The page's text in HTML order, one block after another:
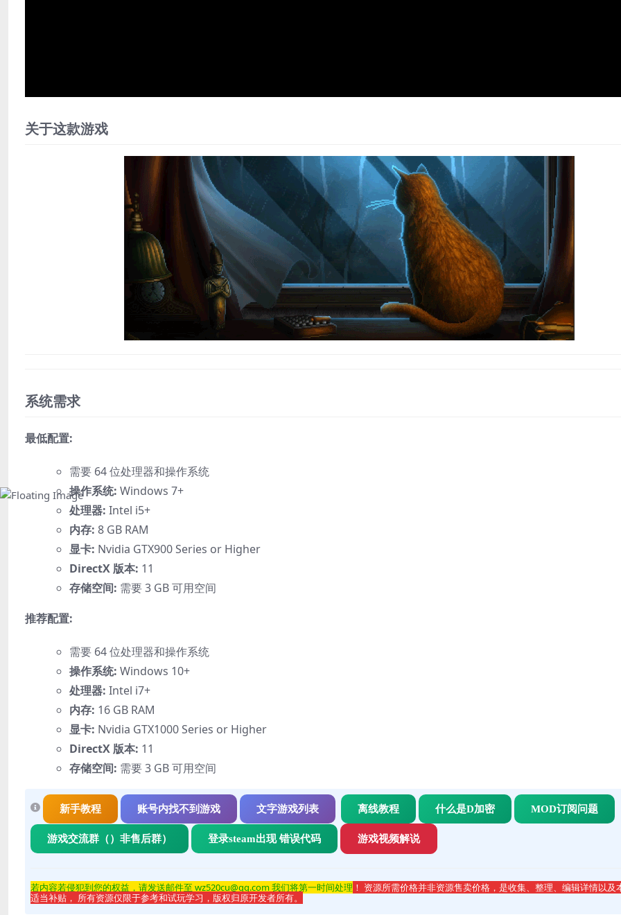
关于这款游戏
系统需求
最低配置:
需要 64 位处理器和操作系统
操作系统: Windows 7+
处理器: Intel i5+
内存: 8 GB RAM
显卡: Nvidia GTX900 Series or Higher
DirectX 版本: 11
存储空间: 需要 3 GB 可用空间
推荐配置:
需要 64 位处理器和操作系统
操作系统: Windows 10+
处理器: Intel i7+
内存: 16 GB RAM
显卡: Nvidia GTX1000 Series or Higher
DirectX 版本: 11
存储空间: 需要 3 GB 可用空间
新手教程 账号内找不到游戏 文字游戏列表 离线教程 什么是D加密 MOD订阅问题
游戏交流群（）非售后群） 登录steam出现 错误代码 游戏视频解说
若内容若侵犯到您的权益，请发送邮件至 wz520cu@qq.com 我们将第一时间处理 ！ 资源所需价格并非资源售卖价格，是收集、整理、编辑详情以及
适当补贴， 所有资源仅限于参考和试玩学习，版权归原开发者所有。